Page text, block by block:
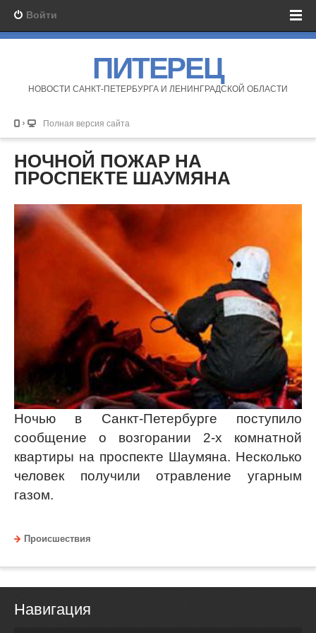
Войти
ПИТЕРЕЦ
НОВОСТИ САНКТ-ПЕТЕРБУРГА И ЛЕНИНГРАДСКОЙ ОБЛАСТИ
Полная версия сайта
НОЧНОЙ ПОЖАР НА
ПРОСПЕКТЕ ШАУМЯНА
Ночью в Санкт-Петербурге поступило
сообщение о возгорании 2-х комнатной
квартиры на проспекте Шаумяна. Несколько
человек получили отравление угарным
газом.
Происшествия
Навигация